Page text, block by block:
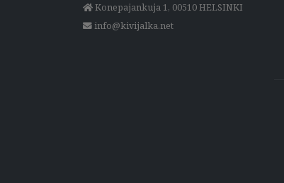
Konepajankuja 1, 00510 HELSINKI
info@kivijalka.net